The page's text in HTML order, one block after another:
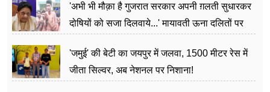
'अभी भी मौक़ा है गुजरात सरकार अपनी ग़लती सुधारकर
दोषियों को सजा दिलवाये...' मायावती ऊना दलितों पर
'जमुई' की बेटी का जयपुर में जलवा, 1500 मीटर रेस में
जीता सिल्वर, अब नेशनल पर निशाना!